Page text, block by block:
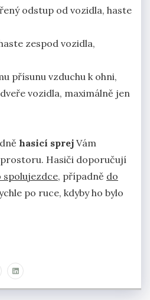
odstup od vozidla, haste
zespod vozidla,
vzduchu k ohni,
vozidla, maximálně jen
hasicí sprej Vám
Hasiči doporučují
spolujezdce, případně do
po ruce, kdyby ho bylo